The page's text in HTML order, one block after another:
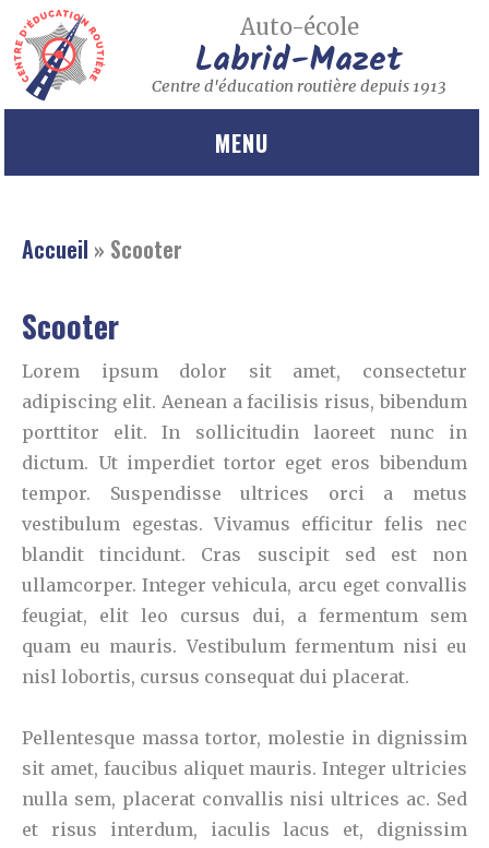
Auto-école
Labrid-Mazet
Centre d'éducation routière depuis 1913
MENU
Accueil » Scooter
Scooter
Lorem ipsum dolor sit amet, consectetur
adipiscing elit. Aenean a facilisis risus, bibendum
porttitor elit. In sollicitudin laoreet nunc in
dictum. Ut imperdiet tortor eget eros bibendum
tempor. Suspendisse ultrices orci a metus
vestibulum egestas. Vivamus efficitur felis nec
blandit tincidunt. Cras suscipit sed est non
ullamcorper. Integer vehicula, arcu eget convallis
feugiat, elit leo cursus dui, a fermentum sem
quam eu mauris. Vestibulum fermentum nisi eu
nisl lobortis, cursus consequat dui placerat.
Pellentesque massa tortor, molestie in dignissim
sit amet, faucibus aliquet mauris. Integer ultricies
nulla sem, placerat convallis nisi ultrices ac. Sed
et risus interdum, iaculis lacus et, dignissim